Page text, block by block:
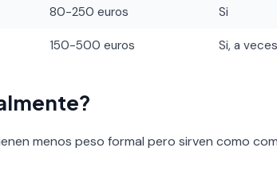
80-250 euros Si
150-500 euros Si, a
menos peso formal pero sirven como